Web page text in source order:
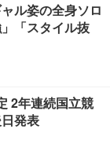
ル姿の全身ソロ
「スタイル抜
2年連続国立競
発表